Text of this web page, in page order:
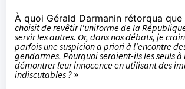
À quoi Gérald Darmanin rétorqua que
choisit de revêtir l'uniforme de la
servir les autres. Or, dans nos débats, je
parfois une suspicion a priori à l'encontre
gendarmes. Pourquoi seraient-ils les seuls à
démontrer leur innocence en utilisant des
indiscutables ? »